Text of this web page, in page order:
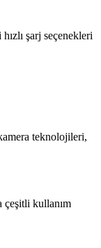
şarj seçenekleri
teknolojileri,
çeşitli kullanım